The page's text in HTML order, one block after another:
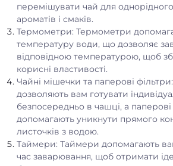
перемішувати чай для
ароматів і смаків.
Термометри: Термометри
температуру води, що дозволяє
відповідною температурою, щоб
корисні властивості.
Чайні мішечки та паперові
дозволяють вам готувати
безпосередньо в чашці, а паперові
допомагають уникнути прямого
листочків з водою.
Таймери: Таймери допомагають
час заварювання, щоб отримати